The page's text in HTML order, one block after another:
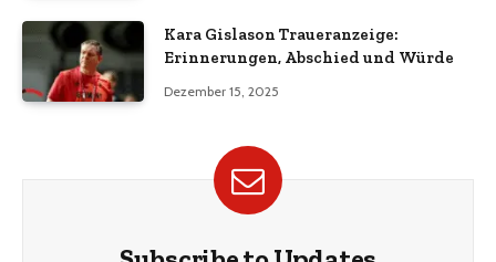
Kara Gislason Traueranzeige:
Erinnerungen, Abschied und Würde
Dezember 15, 2025